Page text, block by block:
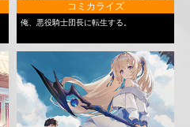
コミカライズ
俺、悪役騎士団長に転生する。